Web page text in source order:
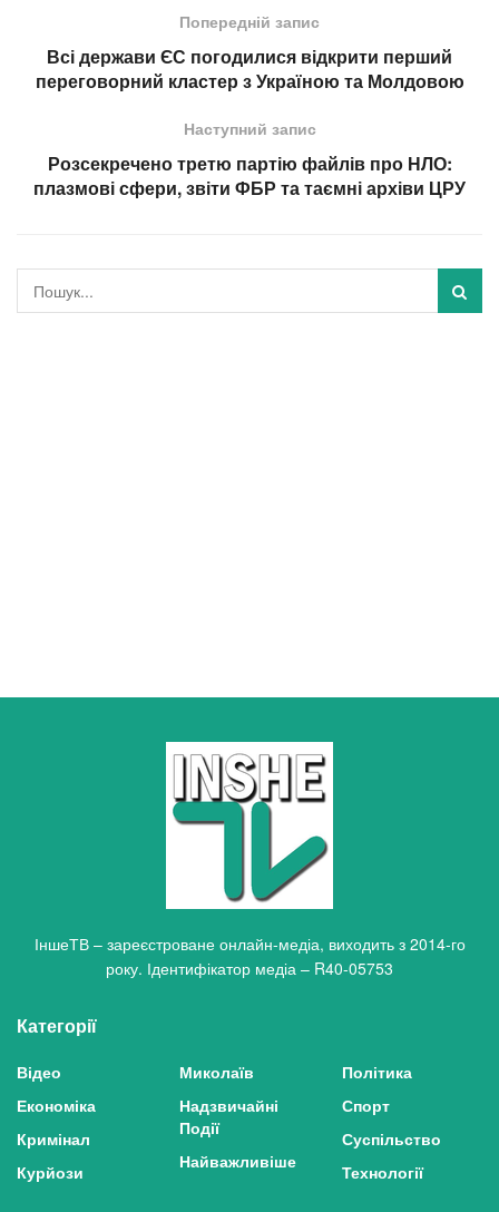
Попередній запис
Всі держави ЄС погодилися відкрити перший
переговорний кластер з Україною та Молдовою
Наступний запис
Розсекречено третю партію файлів про НЛО:
плазмові сфери, звіти ФБР та таємні архіви ЦРУ
ІншеТВ – зареєстроване онлайн-медіа, виходить з 2014-го
року. Ідентифікатор медіа – R40-05753
Категорії
Відео
Економіка
Кримінал
Курйози
Миколаїв
Надзвичайні
Події
Найважливіше
Політика
Спорт
Суспільство
Технології